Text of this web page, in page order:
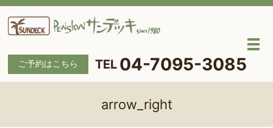
メ
ご予約はこちら
04-7095-3085
arrow_right